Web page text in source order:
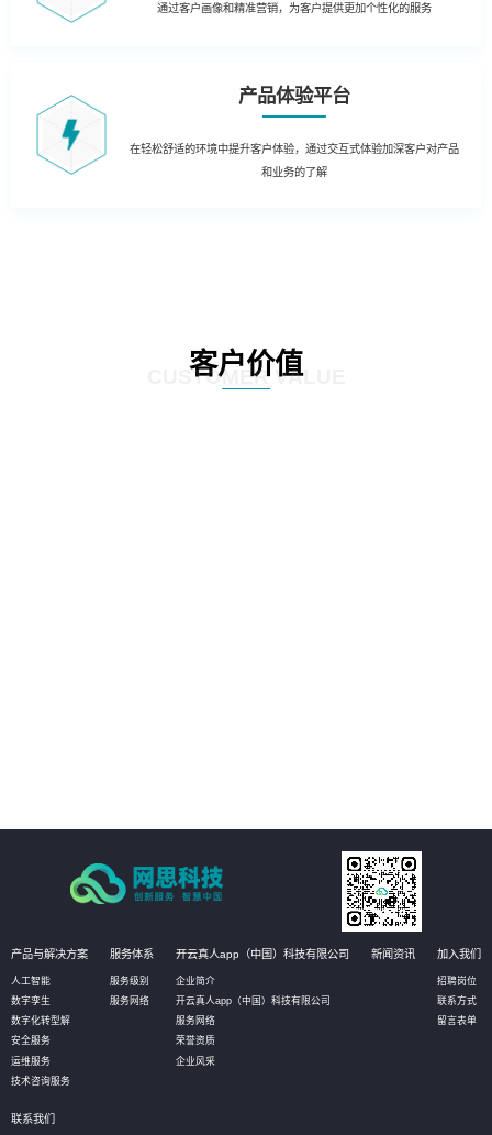
通过客户画像和精准营销，为客户提供更加个性化的服务
产品体验平台
在轻松舒适的环境中提升客户体验，通过交互式体验加深客户对产品
和业务的了解
客户价值
CUSTOMER VALUE
产品与解决方案
人工智能
数字孪生
数字化转型解
安全服务
运维服务
技术咨询服务
服务体系
服务级别
服务网络
开云真人app（中国）科技有限公司
企业简介
开云真人app（中国）科技有限公司
服务网络
荣誉资质
企业风采
新闻资讯 加入我们
招聘岗位
联系方式
留言表单
联系我们